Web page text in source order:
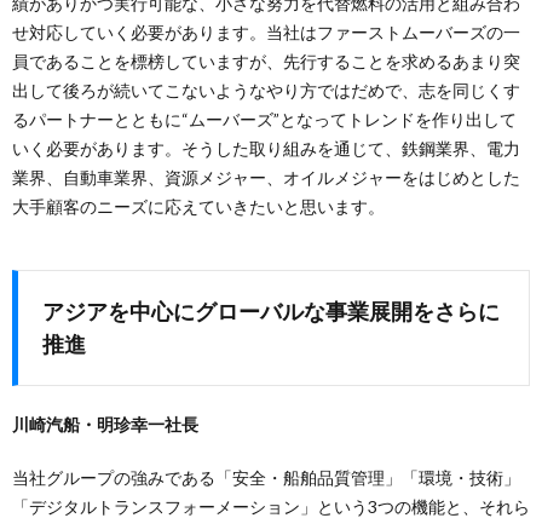
せ対応していく必要があります。当社はファーストムーバーズの一
員であることを標榜していますが、先行することを求めるあまり突
出して後ろが続いてこないようなやり方ではだめで、志を同じくす
るパートナーとともに“ムーバーズ”となってトレンドを作り出して
いく必要があります。そうした取り組みを通じて、鉄鋼業界、電力
業界、自動車業界、資源メジャー、オイルメジャーをはじめとした
大手顧客のニーズに応えていきたいと思います。
アジアを中心にグローバルな事業展開をさらに
推進
川崎汽船・明珍幸一社長
当社グループの強みである「安全・船舶品質管理」「環境・技術」
「デジタルトランスフォーメーション」という3つの機能と、それら